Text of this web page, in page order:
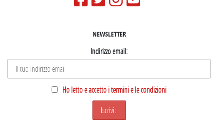
NEWSLETTER
Indirizzo email:
Ho letto e accetto i termini e le condizioni